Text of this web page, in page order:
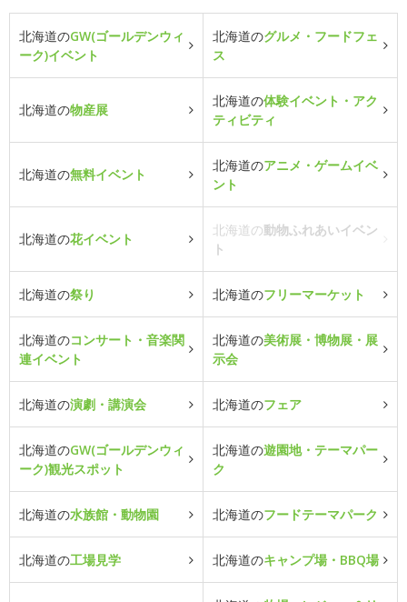
北海道のGW(ゴールデンウィ
ーク)イベント
北海道のグルメ・フードフェ
ス
北海道の物産展
北海道の体験イベント・アク
ティビティ
北海道の無料イベント
北海道のアニメ・ゲームイベ
ント
北海道の花イベント
北海道の動物ふれあいイベン
ト
北海道の祭り 北海道のフリーマーケット
北海道のコンサート・音楽関
連イベント
北海道の美術展・博物展・展
示会
北海道の演劇・講演会 北海道のフェア
北海道のGW(ゴールデンウィ
ーク)観光スポット
北海道の遊園地・テーマパー
ク
北海道の水族館・動物園 北海道のフードテーマパーク
北海道の工場見学 北海道のキャンプ場・BBQ場